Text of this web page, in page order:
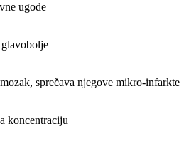
ugode
sprečava njegove mikro-infarkte
koncentraciju